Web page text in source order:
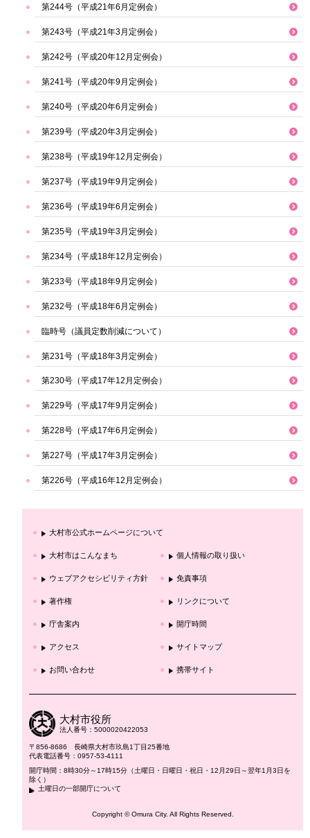
第244号（平成21年6月定例会）
第243号（平成21年3月定例会）
第242号（平成20年12月定例会）
第241号（平成20年9月定例会）
第240号（平成20年6月定例会）
第239号（平成20年3月定例会）
第238号（平成19年12月定例会）
第237号（平成19年9月定例会）
第236号（平成19年6月定例会）
第235号（平成19年3月定例会）
第234号（平成18年12月定例会）
第233号（平成18年9月定例会）
第232号（平成18年6月定例会）
臨時号（議員定数削減について）
第231号（平成18年3月定例会）
第230号（平成17年12月定例会）
第229号（平成17年9月定例会）
第228号（平成17年6月定例会）
第227号（平成17年3月定例会）
第226号（平成16年12月定例会）
大村市公式ホームページについて
大村市はこんなまち 個人情報の取り扱い
ウェブアクセシビリティ方針 免責事項
著作権 リンクについて
庁舎案内 開庁時間
アクセス サイトマップ
お問い合わせ 携帯サイト
大村市役所
法人番号：5000020422053
〒856-8686 長崎県大村市玖島1丁目25番地
代表電話番号：0957-53-4111
開庁時間：8時30分～17時15分（土曜日・日曜日・祝日・12月29日～翌年1月3日を
除く）
土曜日の一部開庁について
Copyright © Omura City. All Rights Reserved.